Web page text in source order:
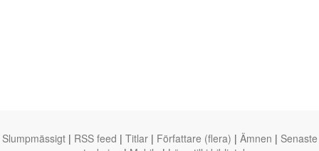
Slumpmässigt | RSS feed | Titlar | Författare (flera) | Ämnen | Senaste